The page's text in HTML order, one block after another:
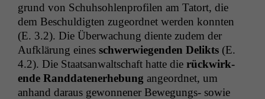
grund von Schuh­sohlen­pro­filen am Tatort, die
dem Beschuldigten zuge­ord­net wer­den kon­nten
(E. 3.2). Die Überwachung diente zudem der
Aufk­lärung eines schw­er­wiegen­den Delik­ts (E.
4.2). Die Staat­san­waltschaft hat­te die rück­wirk­
ende Rand­daten­er­he­bung ange­ord­net, um
anhand daraus gewonnen­er Bewe­gungs- sowie